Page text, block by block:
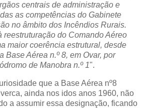
centrais de administração e
as competências do Gabinete
no âmbito dos Incêndios Rurais.
reestruturação do Comando Aéreo
maior coerência estrutural, desde
Base Aérea n.º 8, em Ovar, por
de Manobra n.º 1".
que a Base Aérea nº8
ainda nos idos anos 1960, não
a assumir essa designação, ficando